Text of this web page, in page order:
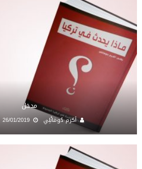
مدخل
أكرم دُومَانْلِي 26/01/2019